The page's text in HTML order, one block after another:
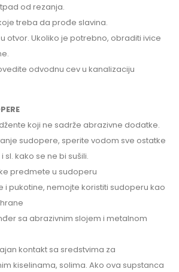
od rezanja.
treba da prođe slavina.
otvor. Ukoliko je potrebno, obraditi ivice
odvodnu cev u kanalizaciju
koji ne sadrže abrazivne dodatke.
sudopere, sperite vodom sve ostatke
kako se ne bi sušili.
predmete u sudoperu
i pukotine, nemojte koristiti sudoperu kao
sa abrazivnim slojem i metalnom
kontakt sa sredstvima za
kiselinama, solima. Ako ova supstanca